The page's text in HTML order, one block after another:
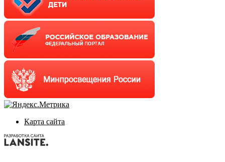
Карта сайта